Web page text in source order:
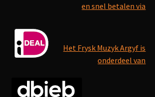
en snel betalen via
Het Frysk Muzyk Argyf is
onderdeel van